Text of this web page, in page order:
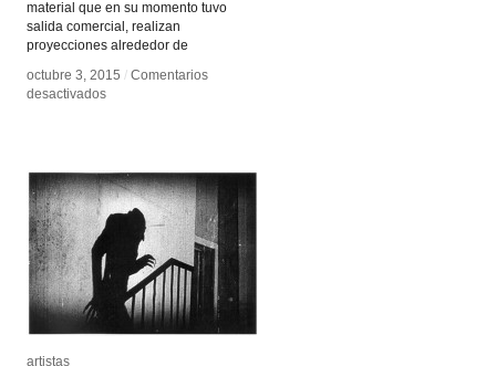
material que en su momento tuvo
salida comercial, realizan
proyecciones alrededor de
octubre 3, 2015 / Comentarios
desactivadosen
octubre 3, 2015 / Comentarios
desactivadosen
artistas
artistas